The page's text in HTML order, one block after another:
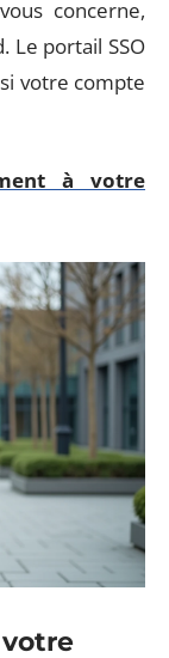
concerne,
Le portail SSO
votre compte
à votre
votre